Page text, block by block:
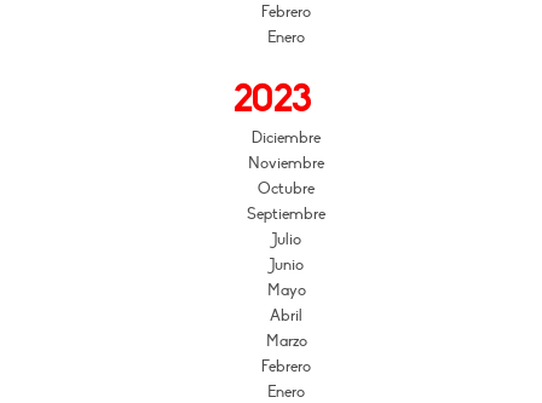
Febrero
Enero
2023
Diciembre
Noviembre
Octubre
Septiembre
Julio
Junio
Mayo
Abril
Marzo
Febrero
Enero